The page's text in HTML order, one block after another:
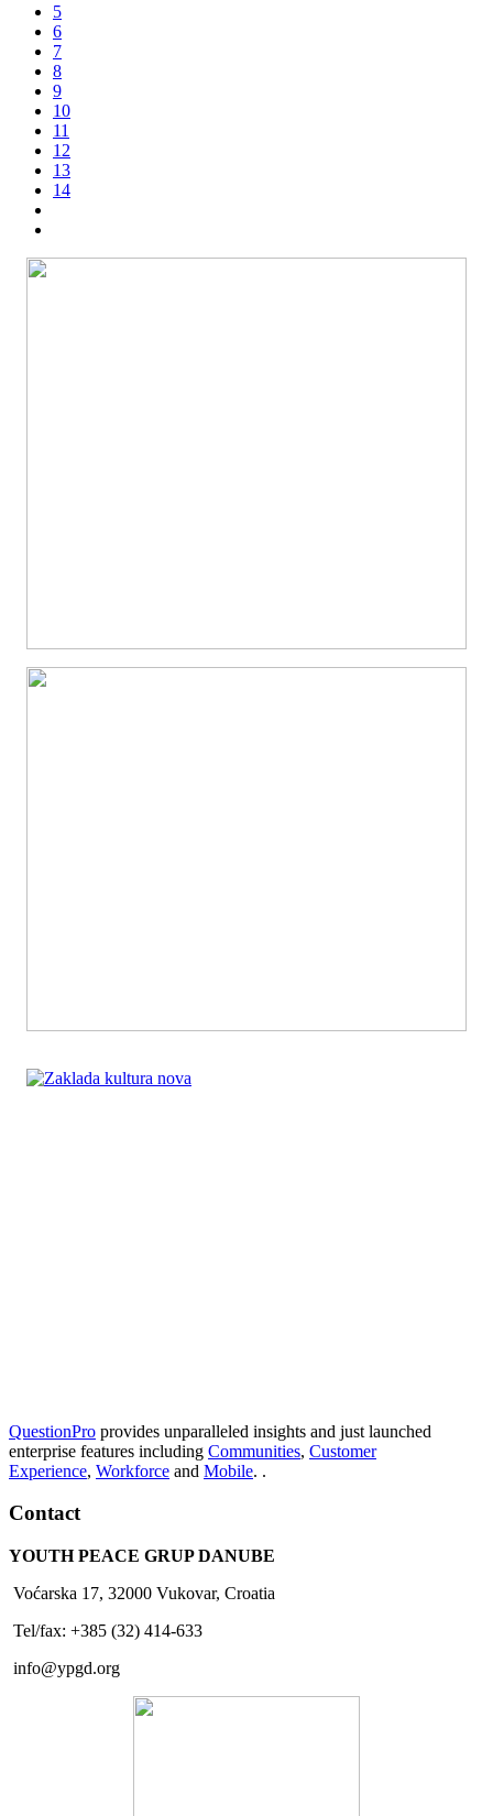
5
6
7
8
9
10
11
12
13
14
QuestionPro provides unparalleled insights and just launched
enterprise features including Communities, Customer
Experience, Workforce and Mobile. .
Contact
YOUTH PEACE GRUP DANUBE
Voćarska 17, 32000 Vukovar, Croatia
Tel/fax: +385 (32) 414-633
info@ypgd.org